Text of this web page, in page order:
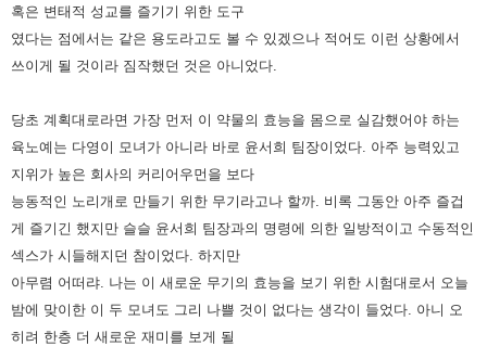
혹은 변태적 성교를 즐기기 위한 도구
였다는 점에서는 같은 용도라고도 볼 수 있겠으나 적어도 이런 상황에서
쓰이게 될 것이라 짐작했던 것은 아니었다.
당초 계획대로라면 가장 먼저 이 약물의 효능을 몸으로 실감했어야 하는
육노예는 다영이 모녀가 아니라 바로 윤서희 팀장이었다. 아주 능력있고
지위가 높은 회사의 커리어우먼을 보다
능동적인 노리개로 만들기 위한 무기라고나 할까. 비록 그동안 아주 즐겁
게 즐기긴 했지만 슬슬 윤서희 팀장과의 명령에 의한 일방적이고 수동적인
섹스가 시들해지던 참이었다. 하지만
아무렴 어떠랴. 나는 이 새로운 무기의 효능을 보기 위한 시험대로서 오늘
밤에 맞이한 이 두 모녀도 그리 나쁠 것이 없다는 생각이 들었다. 아니 오
히려 한층 더 새로운 재미를 보게 될